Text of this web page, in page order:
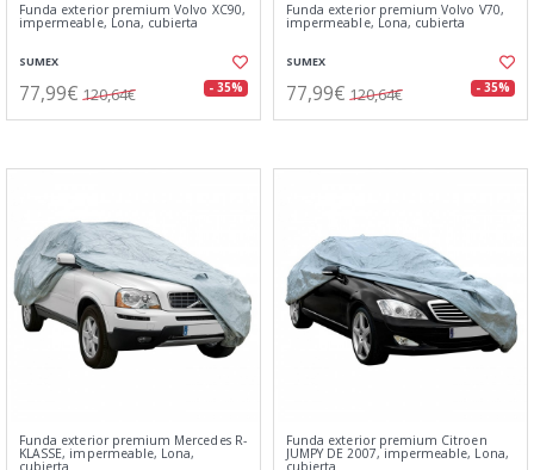
Funda exterior premium Volvo XC90,
impermeable, Lona, cubierta
SUMEX
77,99€ 120,64€ - 35%
Funda exterior premium Volvo V70,
impermeable, Lona, cubierta
SUMEX
77,99€ 120,64€ - 35%
Funda exterior premium Mercedes R-
KLASSE, impermeable, Lona,
cubierta
Funda exterior premium Citroen
JUMPY DE 2007, impermeable, Lona,
cubierta